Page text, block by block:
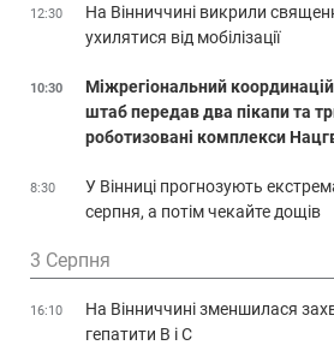
12:30
На Вінниччині викрили
ухилятися від мобілізації
10:30
Міжрегіональний
штаб передав два пікапи та
роботизовані комплекси
8:30
У Вінниці прогнозують
серпня, а потім чекайте дощів
3 Серпня
16:10
На Вінниччині зменшилася
гепатити В і С